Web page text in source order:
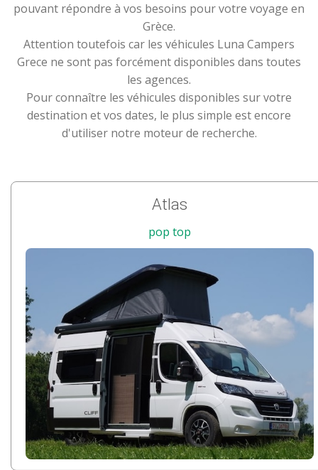
pouvant répondre à vos besoins pour votre voyage en
Grèce.
Attention toutefois car les véhicules Luna Campers
Grece ne sont pas forcément disponibles dans toutes
les agences.
Pour connaître les véhicules disponibles sur votre
destination et vos dates, le plus simple est encore
d'utiliser notre moteur de recherche.
Atlas
pop top